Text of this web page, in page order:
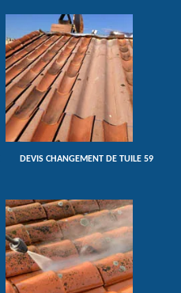
DEVIS CHANGEMENT DE TUILE 59